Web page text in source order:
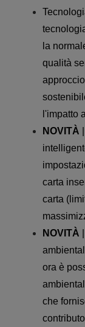
la
qualità
l'impatto
NOVITÀ
carta
carta
NOVITÀ
ora è
che